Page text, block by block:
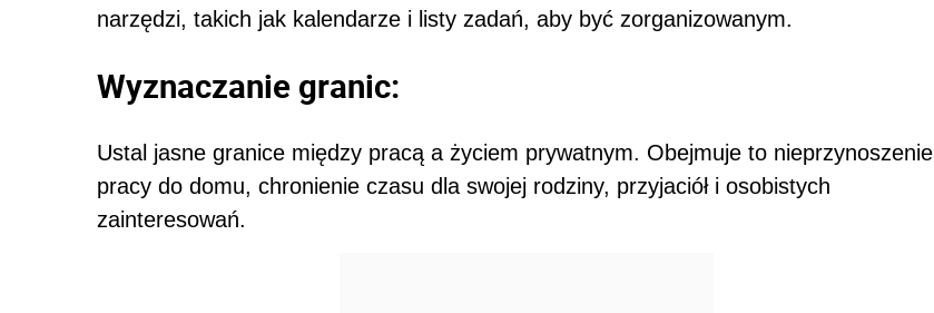
narzędzi, takich jak kalendarze i listy zadań, aby być zorganizowanym.
Wyznaczanie granic:
Ustal jasne granice między pracą a życiem prywatnym. Obejmuje to nieprzynoszenie
pracy do domu, chronienie czasu dla swojej rodziny, przyjaciół i osobistych
zainteresowań.